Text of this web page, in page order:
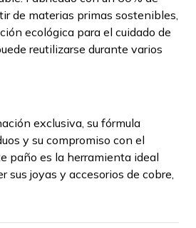
de materias primas sostenibles,
ecológica para el cuidado de
reutilizarse durante varios
exclusiva, su fórmula
y su compromiso con el
paño es la herramienta ideal
sus joyas y accesorios de cobre,